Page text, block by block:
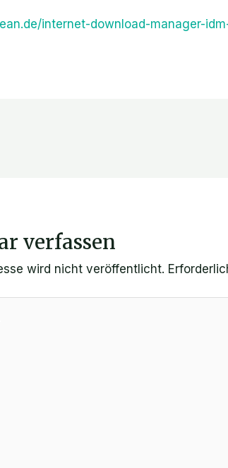
internet-download-manager-
verfassen
wird nicht veröffentlicht.